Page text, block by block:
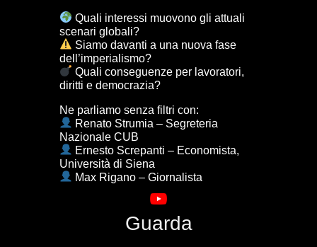
Quali interessi muovono gli attuali
scenari globali?
Siamo davanti a una nuova fase
dell’imperialismo?
Quali conseguenze per lavoratori,
diritti e democrazia?
Ne parliamo senza filtri con:
Renato Strumia – Segreteria
Nazionale CUB
Ernesto Screpanti – Economista,
Università di Siena
Max Rigano – Giornalista
Guarda